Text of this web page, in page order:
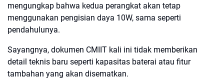
mengungkap bahwa kedua perangkat akan tetap
menggunakan pengisian daya 10W, sama seperti
pendahulunya.
Sayangnya, dokumen CMIIT kali ini tidak memberikan
detail teknis baru seperti kapasitas baterai atau fitur
tambahan yang akan disematkan.